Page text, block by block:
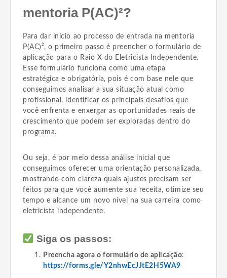
mentoria P(AC)²?
Para dar início ao processo de entrada na mentoria
P(AC)², o primeiro passo é preencher o formulário de
aplicação para o Raio X do Eletricista Independente.
Esse formulário funciona como uma etapa
estratégica e obrigatória, pois é com base nele que
conseguimos analisar a sua situação atual como
profissional, identificar os principais desafios que
você enfrenta e enxergar as oportunidades reais de
crescimento que podem ser exploradas dentro do
programa.
Ou seja, é por meio dessa análise inicial que
conseguimos oferecer uma orientação personalizada,
mostrando com clareza quais ajustes precisam ser
feitos para que você aumente sua receita, otimize seu
tempo e alcance um novo nível na sua carreira como
eletricista independente.
Siga os passos:
Preencha agora o formulário de aplicação:
https://forms.gle/Y2nhwEcJJtE2H5WA9